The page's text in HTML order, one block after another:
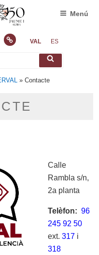
NormasVAL ES
Cerca
Menú
»Contacte
Calle
Rambla s/n,
2a planta
Telèfon: 96
245 92 50
ext.317 i
318